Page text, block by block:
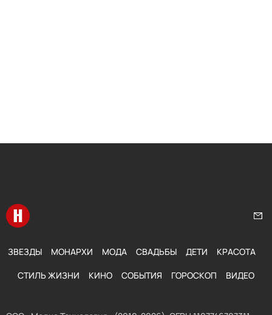
Перейти на главную
ЗВЕЗДЫ МОНАРХИ МОДА СВАДЬБЫ ДЕТИ КРАСОТА
СТИЛЬ ЖИЗНИ КИНО СОБЫТИЯ ГОРОСКОП ВИДЕО